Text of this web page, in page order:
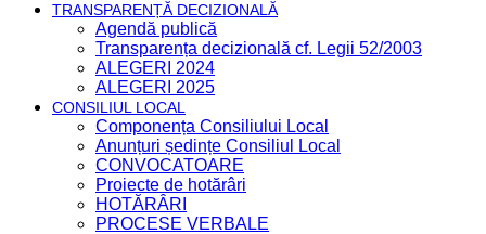
TRANSPARENȚĂ DECIZIONALĂ
Agendă publică
Transparența decizională cf. Legii 52/2003
ALEGERI 2024
ALEGERI 2025
CONSILIUL LOCAL
Componența Consiliului Local
Anunțuri ședințe Consiliul Local
CONVOCATOARE
Proiecte de hotărâri
HOTĂRÂRI
PROCESE VERBALE